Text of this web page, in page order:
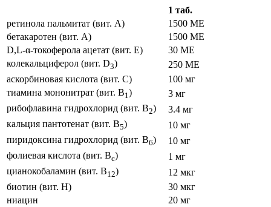
1 таб.
ретинола пальмитат (вит. А)
1500 МЕ
бетакаротен (вит. А)
1500 МЕ
D,L-α-токоферола ацетат (вит. E)
30 МЕ
колекальциферол (вит. D3)
250 МЕ
аскорбиновая кислота (вит. С)
100 мг
тиамина мононитрат (вит. B1 )
3 мг
рибофлавина гидрохлорид (вит. B2)
3.4 мг
кальция пантотенат (вит. B5)
10 мг
пиридоксина гидрохлорид (вит. B6)
10 мг
фолиевая кислота (вит. Bc)
1 мг
цианокобаламин (вит. B12)
12 мкг
биотин (вит. Н)
30 мкг
ниацин
20 мг